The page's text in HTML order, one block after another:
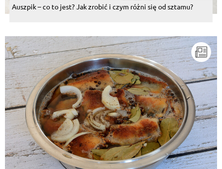
Auszpik – co to jest? Jak zrobić i czym różni się od sztamu?